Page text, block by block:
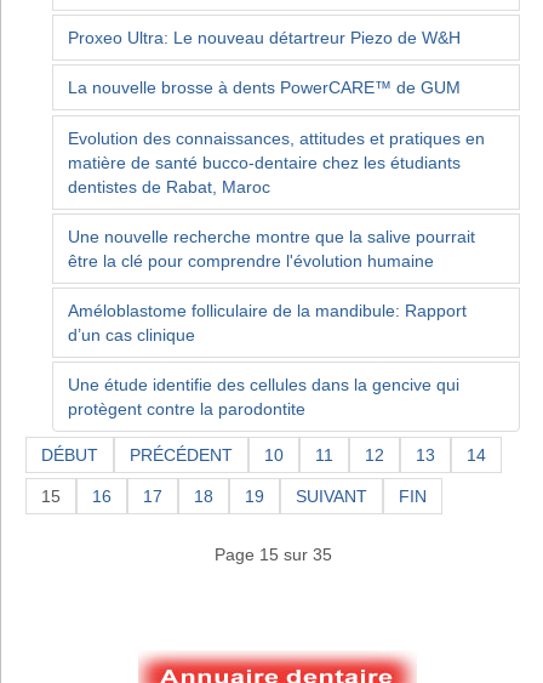
Proxeo Ultra: Le nouveau détartreur Piezo de W&H
La nouvelle brosse à dents PowerCARE™ de GUM
Evolution des connaissances, attitudes et pratiques en
matière de santé bucco-dentaire chez les étudiants
dentistes de Rabat, Maroc
Une nouvelle recherche montre que la salive pourrait
être la clé pour comprendre l'évolution humaine
Améloblastome folliculaire de la mandibule: Rapport
d’un cas clinique
Une étude identifie des cellules dans la gencive qui
protègent contre la parodontite
DÉBUT PRÉCÉDENT 10 11 12 13 14
15 16 17 18 19 SUIVANT FIN
Page 15 sur 35